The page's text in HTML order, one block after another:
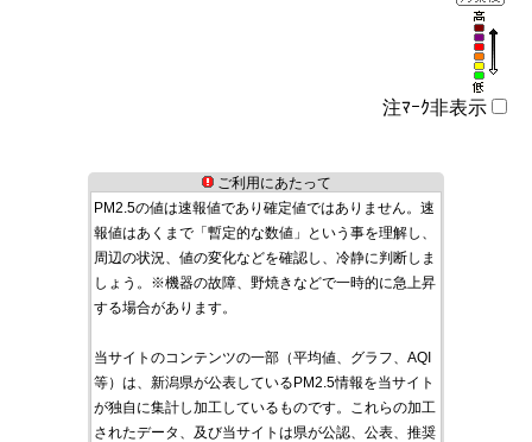
注ﾏｰｸ非表示
ご利用にあたって
PM2.5の値は速報値であり確定値ではありません。速
報値はあくまで「暫定的な数値」という事を理解し、
周辺の状況、値の変化などを確認し、冷静に判断しま
しょう。※機器の故障、野焼きなどで一時的に急上昇
する場合があります。
当サイトのコンテンツの一部（平均値、グラフ、AQI
等）は、新潟県が公表しているPM2.5情報を当サイト
が独自に集計し加工しているものです。これらの加工
されたデータ、及び当サイトは県が公認、公表、推奨